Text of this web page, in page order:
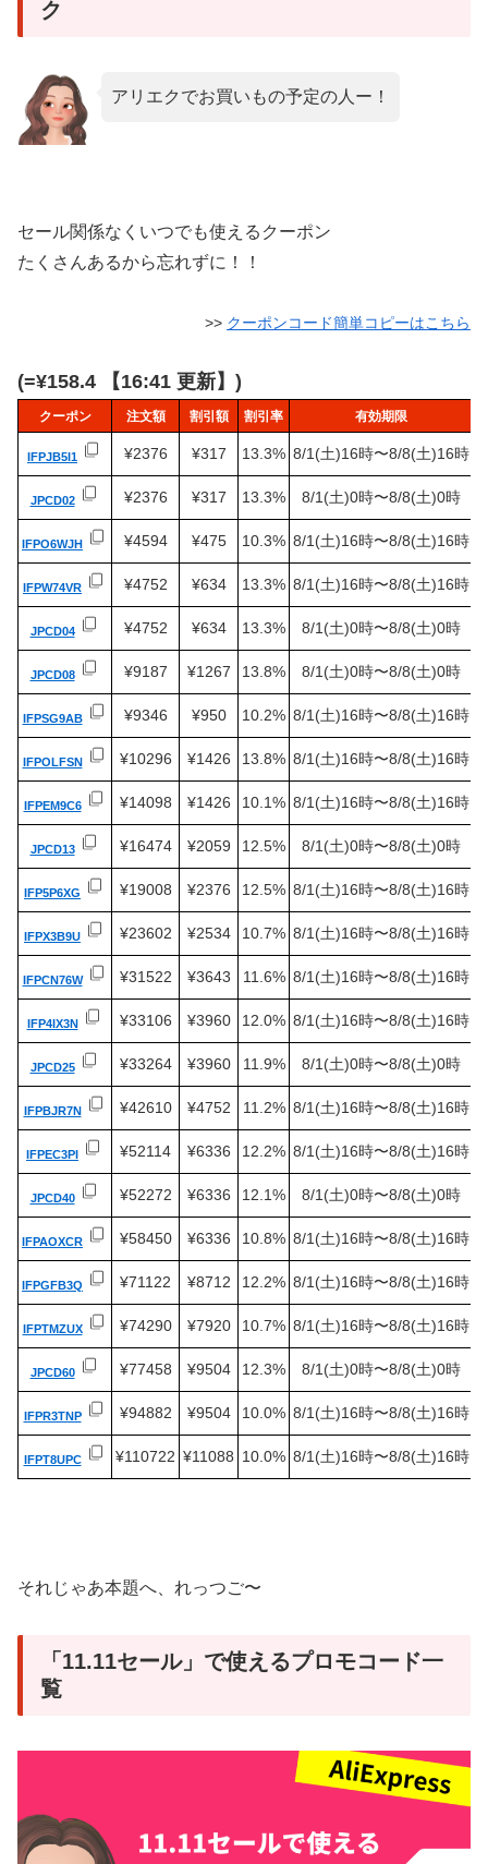
ク
アリエクでお買いもの予定の人ー！
セール関係なくいつでも使えるクーポン
たくさんあるから忘れずに！！
>> クーポンコード簡単コピーはこちら
(=¥158.4 【16:41 更新】)
クーポン 注文額 割引額 割引率 有効期限
IFPJB5I1 ¥2376 ¥317 13.3% 8/1(土)16時〜8/8(土)16時
JPCD02 ¥2376 ¥317 13.3% 8/1(土)0時〜8/8(土)0時
IFPO6WJH ¥4594 ¥475 10.3% 8/1(土)16時〜8/8(土)16時
IFPW74VR ¥4752 ¥634 13.3% 8/1(土)16時〜8/8(土)16時
JPCD04 ¥4752 ¥634 13.3% 8/1(土)0時〜8/8(土)0時
JPCD08 ¥9187 ¥1267 13.8% 8/1(土)0時〜8/8(土)0時
IFPSG9AB ¥9346 ¥950 10.2% 8/1(土)16時〜8/8(土)16時
IFPOLFSN ¥10296 ¥1426 13.8% 8/1(土)16時〜8/8(土)16時
IFPEM9C6 ¥14098 ¥1426 10.1% 8/1(土)16時〜8/8(土)16時
JPCD13 ¥16474 ¥2059 12.5% 8/1(土)0時〜8/8(土)0時
IFP5P6XG ¥19008 ¥2376 12.5% 8/1(土)16時〜8/8(土)16時
IFPX3B9U ¥23602 ¥2534 10.7% 8/1(土)16時〜8/8(土)16時
IFPCN76W ¥31522 ¥3643 11.6% 8/1(土)16時〜8/8(土)16時
IFP4IX3N ¥33106 ¥3960 12.0% 8/1(土)16時〜8/8(土)16時
JPCD25 ¥33264 ¥3960 11.9% 8/1(土)0時〜8/8(土)0時
IFPBJR7N ¥42610 ¥4752 11.2% 8/1(土)16時〜8/8(土)16時
IFPEC3PI ¥52114 ¥6336 12.2% 8/1(土)16時〜8/8(土)16時
JPCD40 ¥52272 ¥6336 12.1% 8/1(土)0時〜8/8(土)0時
IFPAOXCR ¥58450 ¥6336 10.8% 8/1(土)16時〜8/8(土)16時
IFPGFB3Q ¥71122 ¥8712 12.2% 8/1(土)16時〜8/8(土)16時
IFPTMZUX ¥74290 ¥7920 10.7% 8/1(土)16時〜8/8(土)16時
JPCD60 ¥77458 ¥9504 12.3% 8/1(土)0時〜8/8(土)0時
IFPR3TNP ¥94882 ¥9504 10.0% 8/1(土)16時〜8/8(土)16時
IFPT8UPC ¥110722 ¥11088 10.0% 8/1(土)16時〜8/8(土)16時
それじゃあ本題へ、れっつご〜
「11.11セール」で使えるプロモコード一
覧